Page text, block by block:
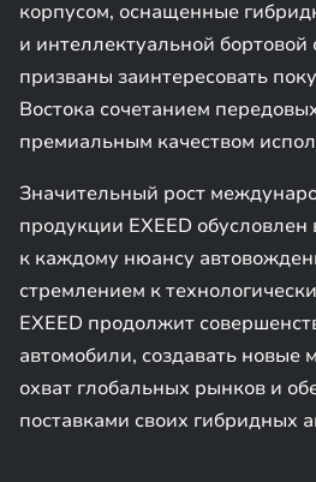
корпусом, оснащенные
и интеллектуальной бортовой
призваны заинтересовать
Востока сочетанием
премиальным качеством
Значительный рост
продукции EXEED
к каждому нюансу
стремлением к
EXEED продолжит
автомобили, создавать новые
охват глобальных рынков и
поставками своих гибридных